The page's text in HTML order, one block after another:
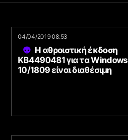
04/04/2019 08:53
Η αθροιστική έκδοση
KB4490481 για τα Windows
10/1809 είναι διαθέσιμη